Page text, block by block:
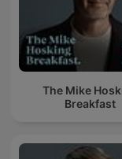
The Mike
Breakfast